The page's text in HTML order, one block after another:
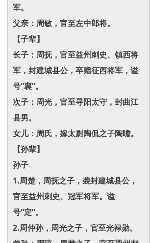
军。
父亲：周敏，官至左中郎将。
【子辈】
长子：周抚，官至益州刺史、镇西将
军，封建城县公，卒赠征西将军，谥
号“襄”。
次子：周光，官至寻阳太守，封曲江
县男。
女儿：周氏，嫁太尉陶侃之子陶曕。
【孙辈】
孙子
1.周楚，周抚之子，袭封建城县公，
官至益州刺史、冠军将军。谥
号“定”。
2.周仲孙，周光之子，官至光禄勋。